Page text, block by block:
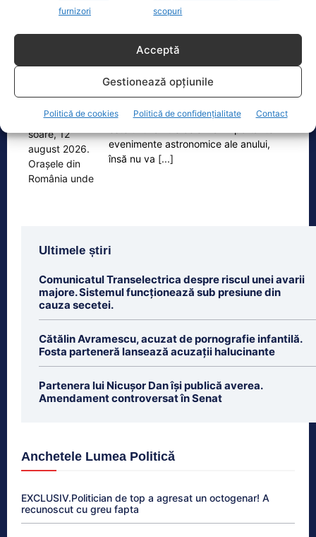
furnizori
scopuri
Acceptă
Gestionează opțiunile
Politică de cookies Politică de confidențialitate Contact
Eclipsa de soare, 12 august 2026. Orașele din România
unde va…
Eclipsa de soare din 12 august 2026
evenimente astronomice ale anului,
însă nu va [...]
Ultimele știri
Comunicatul Transelectrica despre riscul unei avarii
majore. Sistemul funcționează sub presiune din
cauza secetei.
Cătălin Avramescu, acuzat de pornografie infantilă.
Fosta parteneră lansează acuzații halucinante
Partenera lui Nicușor Dan își publică averea.
Amendament controversat în Senat
Anchetele Lumea Politică
EXCLUSIV.Politician de top a agresat un octogenar! A
recunoscut cu greu fapta